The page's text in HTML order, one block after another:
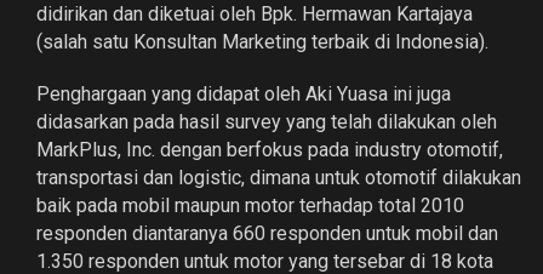
didirikan dan diketuai oleh Bpk. Hermawan Kartajaya
(salah satu Konsultan Marketing terbaik di Indonesia).
Penghargaan yang didapat oleh Aki Yuasa ini juga
didasarkan pada hasil survey yang telah dilakukan oleh
MarkPlus, Inc. dengan berfokus pada industry otomotif,
transportasi dan logistic, dimana untuk otomotif dilakukan
baik pada mobil maupun motor terhadap total 2010
responden diantaranya 660 responden untuk mobil dan
1.350 responden untuk motor yang tersebar di 18 kota